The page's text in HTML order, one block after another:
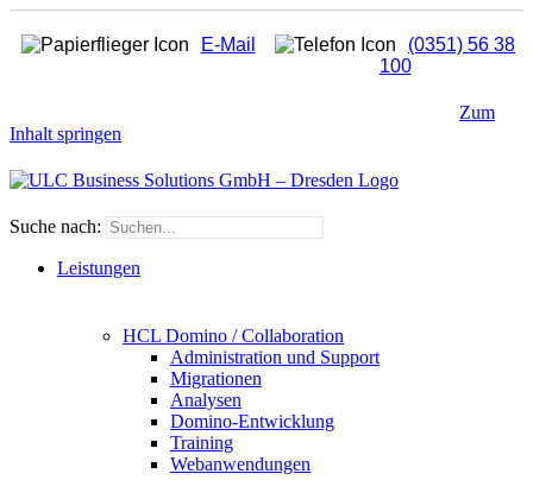
E-Mail
(0351) 56 38
100
Zum
Inhalt springen
Suche nach:
Leistungen
HCL Domino / Collaboration
Administration und Support
Migrationen
Analysen
Domino-Entwicklung
Training
Webanwendungen